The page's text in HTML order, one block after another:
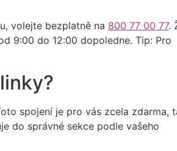
volejte bezplatně na 800 77 00 77.
9:00 do 12:00 dopoledne. Tip: Pro
spojení je pro vás zcela zdarma,
do správné sekce podle vašeho